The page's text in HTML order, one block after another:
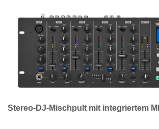
Stereo-DJ-Mischpult mit integriertem